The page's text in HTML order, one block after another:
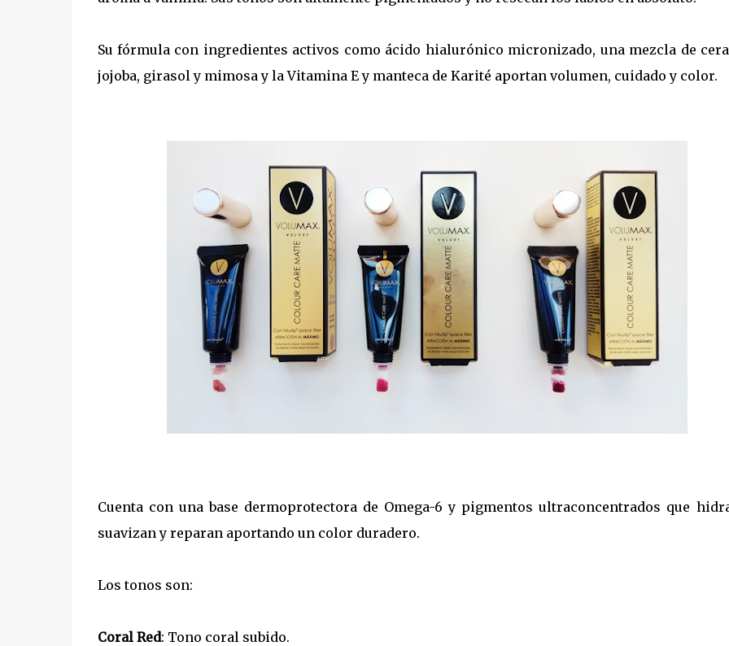
Su fórmula con ingredientes activos como ácido hialurónico micronizado, una mezcla de
jojoba, girasol y mimosa y la Vitamina E y manteca de Karité aportan volumen, cuidado y color.
Cuenta con una base dermoprotectora de Omega-6 y pigmentos ultraconcentrados que
suavizan y reparan aportando un color duradero.
Los tonos son:
Coral Red: Tono coral subido.